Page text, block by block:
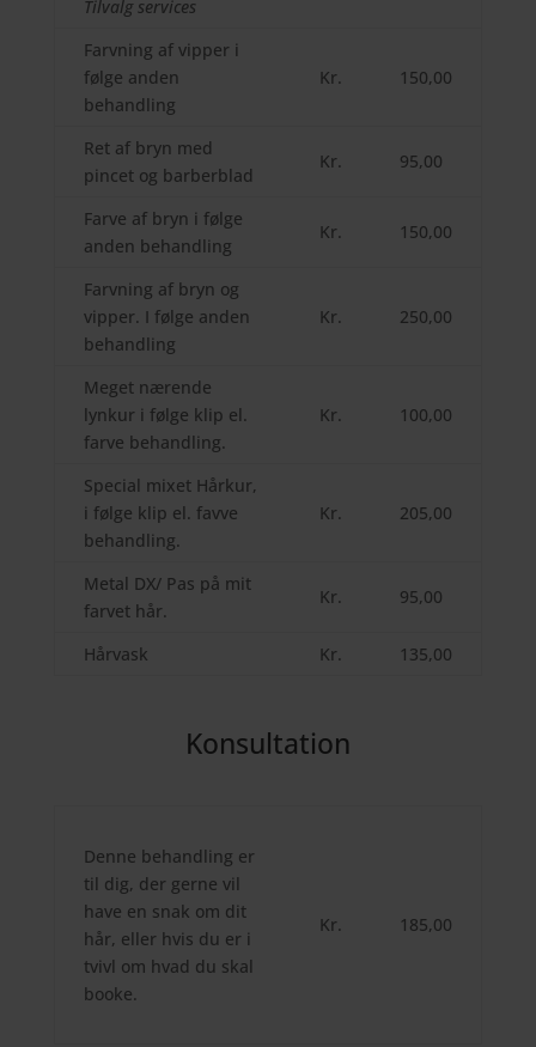
Tilvalg services
Farvning af vipper i
følge anden
behandling
Kr. 150,00
Ret af bryn med
pincet og barberblad
Kr. 95,00
Farve af bryn i følge
anden behandling
Kr. 150,00
Farvning af bryn og
vipper. I følge anden
behandling
Kr. 250,00
Meget nærende
lynkur i følge klip el.
farve behandling.
Kr. 100,00
Special mixet Hårkur,
i følge klip el. favve
behandling.
Kr. 205,00
Metal DX/ Pas på mit
farvet hår.
Kr. 95,00
Hårvask Kr. 135,00
Konsultation
Denne behandling er
til dig, der gerne vil
have en snak om dit
hår, eller hvis du er i
tvivl om hvad du skal
booke.
Kr. 185,00